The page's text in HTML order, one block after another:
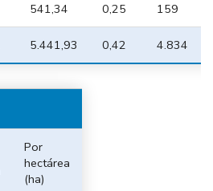
541,34 0,25 159
5.441,93 0,42 4.834
Por
hectárea
(ha)